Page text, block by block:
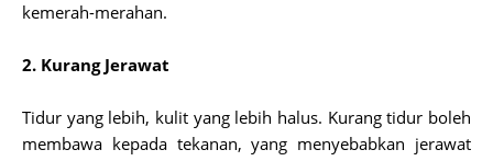
kemerah-merahan.
2. Kurang Jerawat
Tidur yang lebih, kulit yang lebih halus. Kurang tidur boleh
membawa kepada tekanan, yang menyebabkan jerawat